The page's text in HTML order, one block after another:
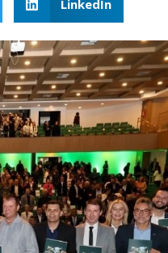
LinkedIn